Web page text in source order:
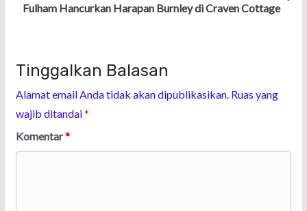
Fulham Hancurkan Harapan Burnley di Craven Cottage
Tinggalkan Balasan
Alamat email Anda tidak akan dipublikasikan. Ruas yang
wajib ditandai*
Komentar*